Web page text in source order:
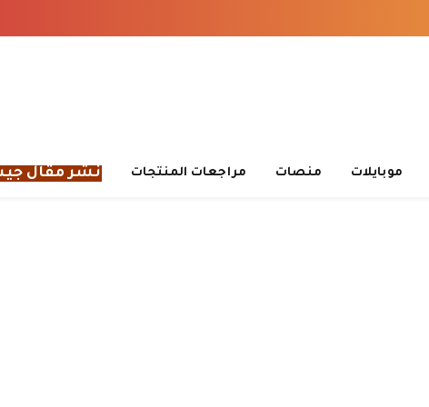
موبايلات منصات مراجعات المنتجات نشر مقال